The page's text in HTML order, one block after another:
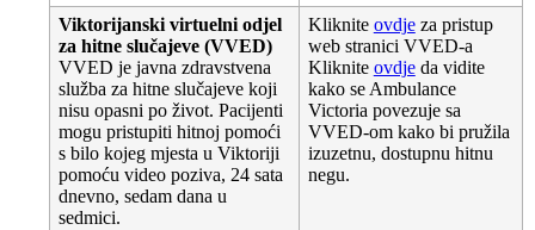
Viktorijanski virtuelni odjel
za hitne slučajeve (VVED)
VVED je javna zdravstvena
služba za hitne slučajeve koji
nisu opasni po život. Pacijenti
mogu pristupiti hitnoj pomoći
s bilo kojeg mjesta u Viktoriji
pomoću video poziva, 24 sata
dnevno, sedam dana u
sedmici.
Kliknite ovdje za pristup
web stranici VVED-a
Kliknite ovdje da vidite
kako se Ambulance
Victoria povezuje sa
VVED-om kako bi pružila
izuzetnu, dostupnu hitnu
negu.